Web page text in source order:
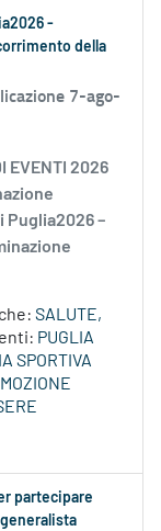
-
della
7-ago-
EVENTI 2026
Puglia2026 –
SALUTE,
PUGLIA
SPORTIVA
partecipare